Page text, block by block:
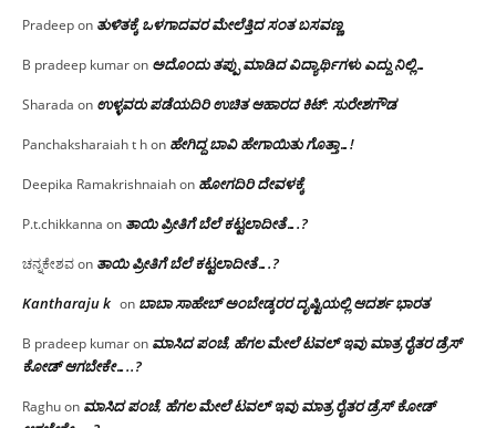
Pradeepon ತುಳಿತಕ್ಕೆ ಒಳಗಾದವರ ಮೇಲೆತ್ತಿದ ಸಂತ ಬಸವಣ್ಣ
B pradeep kumaron ಅದೊಂದು ತಪ್ಪು ಮಾಡಿದ ವಿದ್ಯಾರ್ಥಿಗಳು ಎದ್ದು ನಿಲ್ಲಿ…
Sharada on ಉಳ್ಳವರು ಪಡೆಯದಿರಿ ಉಚಿತ ಆಹಾರದ ಕಿಟ್: ಸುರೇಶಗೌಡ
Panchaksharaiah t hon ಹೇಗಿದ್ದ ಬಾವಿ ಹೇಗಾಯಿತು ಗೊತ್ತಾ…!
Deepika Ramakrishnaiahon ಹೋಗದಿರಿ ದೇವಳಕ್ಕೆ
P.t.chikkanna on ತಾಯಿ ಪ್ರೀತಿಗೆ ಬೆಲೆ ಕಟ್ಟಲಾದೀತೆ….?
ಚನ್ನಕೇಶವon ತಾಯಿ ಪ್ರೀತಿಗೆ ಬೆಲೆ ಕಟ್ಟಲಾದೀತೆ….?
Kantharaju k on ಬಾಬಾ ಸಾಹೇಬ್ ಅಂಬೇಡ್ಕರರ ದೃಷ್ಟಿಯಲ್ಲಿ ಆದರ್ಶ ಭಾರತ
B pradeep kumaron ಮಾಸಿದ ಪಂಚೆ, ಹೆಗಲ ಮೇಲೆ ಟವಲ್‌ ಇವು ಮಾತ್ರ ರೈತರ ಡ್ರೆಸ್‌
ಕೋಡ್ ಆಗಬೇಕೇ…..?‌
Raghuon ಮಾಸಿದ ಪಂಚೆ, ಹೆಗಲ ಮೇಲೆ ಟವಲ್‌ ಇವು ಮಾತ್ರ ರೈತರ ಡ್ರೆಸ್‌ ಕೋಡ್